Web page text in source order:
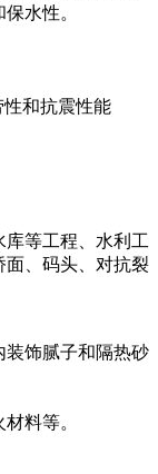
水性。
和抗震性能
等工程、水利工
面、码头、对抗裂
装饰腻子和隔热砂
料等。